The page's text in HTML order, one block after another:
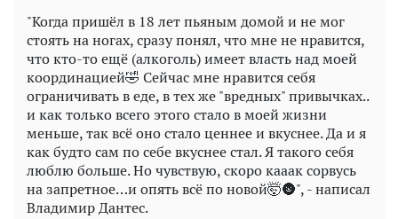
"Когда пришёл в 18 лет пьяным домой и не мог
стоять на ногах, сразу понял, что мне не нравится,
что кто-то ещё (алкоголь) имеет власть над моей
координацией🤣 Сейчас мне нравится себя
ограничивать в еде, в тех же "вредных" привычках..
и как только всего этого стало в моей жизни
меньше, так всё оно стало ценнее и вкуснее. Да и я
как будто сам по себе вкуснее стал. Я такого себя
люблю больше. Но чувствую, скоро кааак сорвусь
на запретное…и опять всё по новой🤯🌚", - написал
Владимир Дантес.